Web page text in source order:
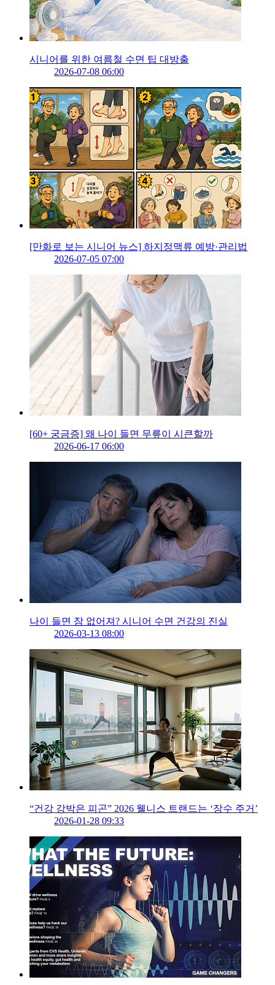
시니어를 위한 여름철 수면 팁 대방출
2026-07-08 06:00
[만화로 보는 시니어 뉴스] 하지정맥류 예방·관리법
2026-07-05 07:00
[60+ 궁금증] 왜 나이 들면 무릎이 시큰할까
2026-06-17 06:00
나이 들면 잠 없어져? 시니어 수면 건강의 진실
2026-03-13 08:00
“건강 강박은 피곤” 2026 웰니스 트랜드는 ‘장수 주거’
2026-01-28 09:33